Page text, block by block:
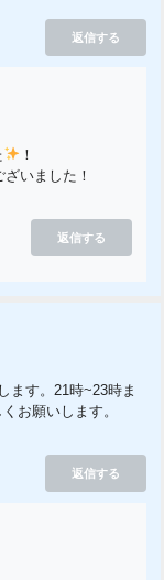
返信する
！
いました！
返信する
ます。21時~23時ま
お願いします。
返信する